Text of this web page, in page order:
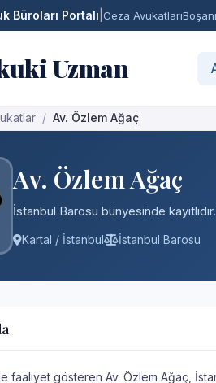
Büroları Portalı Ceza Avukatları
Uzman
Av. Özlem Ağaç
Av. Özlem Ağaç
İstanbul Barosu bünyesinde
Kartal / İstanbul İstanbul Barosu
faaliyet gösteren Av. Özlem Ağaç,